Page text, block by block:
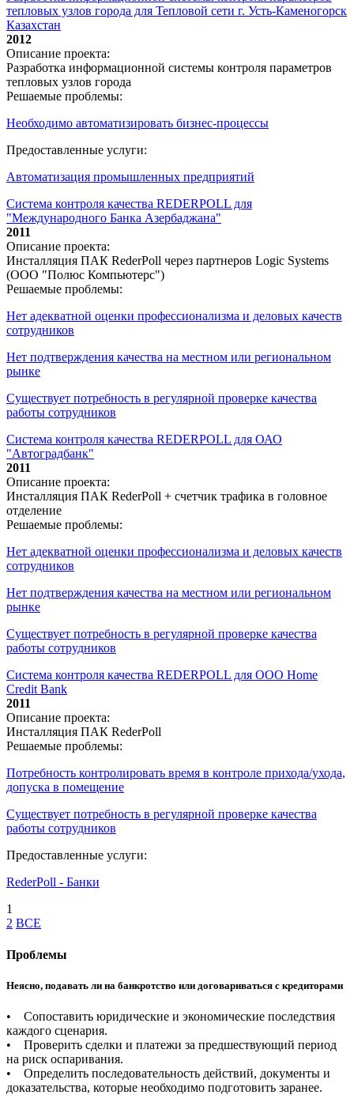
тепловых узлов города для Тепловой сети г. Усть-Каменогорск
Казахстан
2012
Описание проекта:
Разработка информационной системы контроля параметров
тепловых узлов города
Решаемые проблемы:
Необходимо автоматизировать бизнес-процессы
Предоставленные услуги:
Автоматизация промышленных предприятий
Система контроля качества REDERPOLL для
"Международного Банка Азербаджана"
2011
Описание проекта:
Инсталляция ПАК RederPoll через партнеров Logic Systems
(ООО "Полюс Компьютерс")
Решаемые проблемы:
Нет адекватной оценки профессионализма и деловых качеств
сотрудников
Нет подтверждения качества на местном или региональном
рынке
Существует потребность в регулярной проверке качества
работы сотрудников
Система контроля качества REDERPOLL для ОАО
"Автоградбанк"
2011
Описание проекта:
Инсталляция ПАК RederPoll + счетчик трафика в головное
отделение
Решаемые проблемы:
Нет адекватной оценки профессионализма и деловых качеств
сотрудников
Нет подтверждения качества на местном или региональном
рынке
Существует потребность в регулярной проверке качества
работы сотрудников
Система контроля качества REDERPOLL для ООО Home
Credit Bank
2011
Описание проекта:
Инсталляция ПАК RederPoll
Решаемые проблемы:
Потребность контролировать время в контроле прихода/ухода,
допуска в помещение
Существует потребность в регулярной проверке качества
работы сотрудников
Предоставленные услуги:
RederPoll - Банки
1
2 ВСЕ
Проблемы
Неясно, подавать ли на банкротство или договариваться с кредиторами
• Сопоставить юридические и экономические последствия
каждого сценария.
• Проверить сделки и платежи за предшествующий период
на риск оспаривания.
• Определить последовательность действий, документы и
доказательства, которые необходимо подготовить заранее.